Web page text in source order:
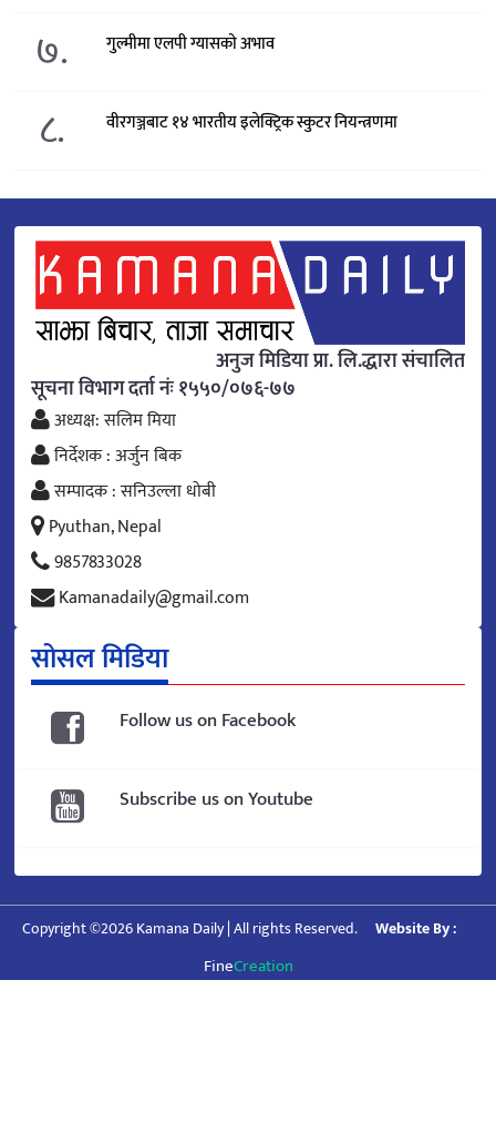
७. गुल्मीमा एलपी ग्यासको अभाव
८. वीरगञ्जबाट १४ भारतीय इलेक्ट्रिक स्कुटर नियन्त्रणमा
अनुज मिडिया प्रा. लि.द्धारा संचालित
सूचना विभाग दर्ता नंः १५५०/०७६-७७
अध्यक्ष: सलिम मिया
निर्देशक : अर्जुन बिक
सम्पादक : सनिउल्ला धोबी
Pyuthan, Nepal
9857833028
Kamanadaily@gmail.com
सोसल मिडिया
Follow us on Facebook
Subscribe us on Youtube
Copyright ©2026 Kamana Daily | All rights Reserved. Website By :
FineCreation